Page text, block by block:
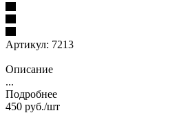
Артикул: 7213
Описание
...
Подробнее
450 руб./шт